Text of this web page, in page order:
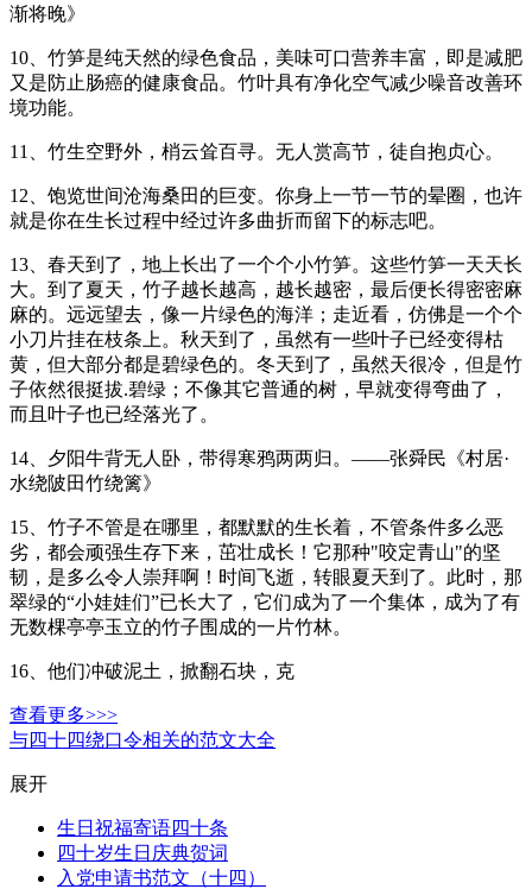
渐将晚》
10、竹笋是纯天然的绿色食品，美味可口营养丰富，即是减肥
又是防止肠癌的健康食品。竹叶具有净化空气减少噪音改善环
境功能。
11、竹生空野外，梢云耸百寻。无人赏高节，徒自抱贞心。
12、饱览世间沧海桑田的巨变。你身上一节一节的晕圈，也许
就是你在生长过程中经过许多曲折而留下的标志吧。
13、春天到了，地上长出了一个个小竹笋。这些竹笋一天天长
大。到了夏天，竹子越长越高，越长越密，最后便长得密密麻
麻的。远远望去，像一片绿色的海洋；走近看，仿佛是一个个
小刀片挂在枝条上。秋天到了，虽然有一些叶子已经变得枯
黄，但大部分都是碧绿色的。冬天到了，虽然天很冷，但是竹
子依然很挺拔.碧绿；不像其它普通的树，早就变得弯曲了，
而且叶子也已经落光了。
14、夕阳牛背无人卧，带得寒鸦两两归。——张舜民《村居·
水绕陂田竹绕篱》
15、竹子不管是在哪里，都默默的生长着，不管条件多么恶
劣，都会顽强生存下来，茁壮成长！它那种"咬定青山"的坚
韧，是多么令人崇拜啊！时间飞逝，转眼夏天到了。此时，那
翠绿的“小娃娃们”已长大了，它们成为了一个集体，成为了有
无数棵亭亭玉立的竹子围成的一片竹林。
16、他们冲破泥土，掀翻石块，克
查看更多>>>
与四十四绕口令相关的范文大全
展开
生日祝福寄语四十条
四十岁生日庆典贺词
入党申请书范文（十四）